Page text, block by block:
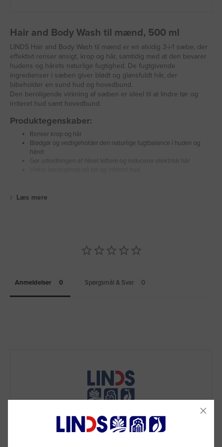
Hair and Body Wash til mænd, 500 ml
LINDS Hair and Body Wash til mænd er en alsidig 3-i-1 sæbe, der
effektivt renser ansigt, krop og hår, samtidig med at den bevarer
hudens og hårets naturlige fugtighed. De fugtgivende
ingredienser i sæben giver blødt og glansfuldt hår, der
bibeholder en sund hud og hovedbund.
Den beroligende virkning af sæben er ideel til at lindre tør og
irriteret hud samt hovedbund.
Produktegenskaber:
Renser krop og hår
Blødgør og vedligeholder den naturlige fugtbalance i huden og
håret
Gør udredningen af håret lettere og reducerer elektrisk hår
Læs mere
Anmeldelser Spørgsmål & Svar